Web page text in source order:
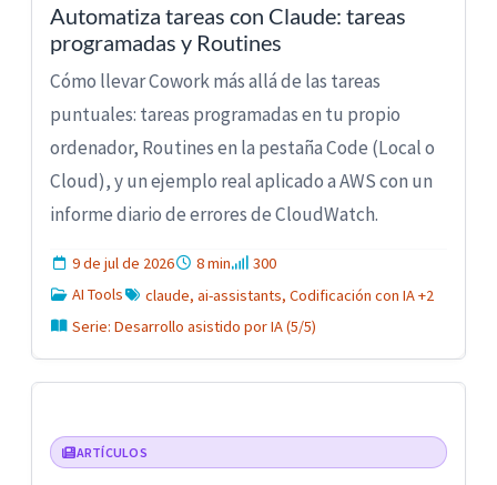
Automatiza tareas con Claude: tareas
programadas y Routines
Cómo llevar Cowork más allá de las tareas
puntuales: tareas programadas en tu propio
ordenador, Routines en la pestaña Code (Local o
Cloud), y un ejemplo real aplicado a AWS con un
informe diario de errores de CloudWatch.
9 de jul de 2026 8 min
300
AI Tools
claude, ai-assistants, Codificación con IA +2
Serie: Desarrollo asistido por IA (5/5)
ARTÍCULOS